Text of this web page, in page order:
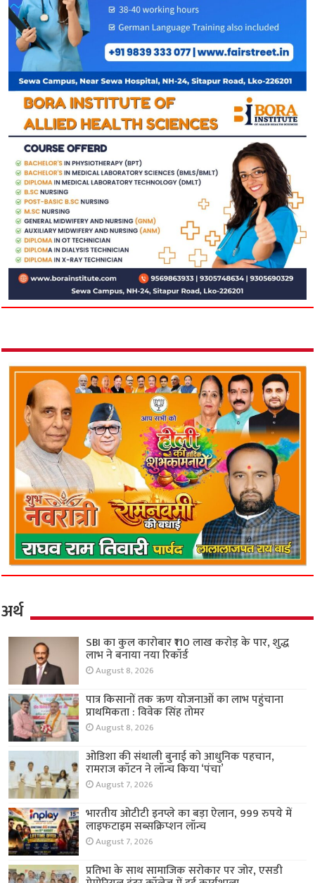
अर्थ
SBI का कुल कारोबार ₹110 लाख करोड़ के पार, शुद्ध
लाभ ने बनाया नया रिकॉर्ड
August 8, 2026
पात्र किसानों तक ऋण योजनाओं का लाभ पहुंचाना
प्राथमिकता : विवेक सिंह तोमर
August 8, 2026
ओडिशा की संथाली बुनाई को आधुनिक पहचान,
रामराज कॉटन ने लॉन्च किया ‘पंचा’
August 7, 2026
भारतीय ओटीटी इनप्ले का बड़ा ऐलान, 999 रुपये में
लाइफटाइम सब्सक्रिप्शन लॉन्च
August 7, 2026
प्रतिभा के साथ सामाजिक सरोकार पर जोर, एसडी